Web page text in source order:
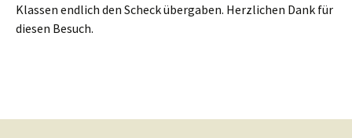
Klassen endlich den Scheck übergaben. Herzlichen Dank für
diesen Besuch.